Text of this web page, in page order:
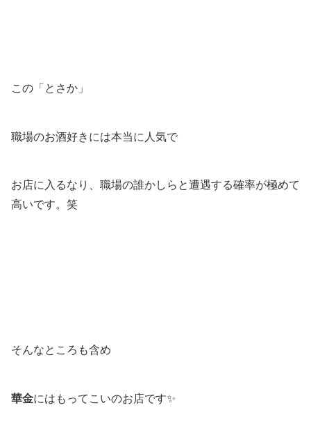
この「とさか」
職場のお酒好きには本当に人気で
お店に入るなり、職場の誰かしらと遭遇する確率が極めて
高いです。笑
そんなところも含め
華金にはもってこいのお店です✨